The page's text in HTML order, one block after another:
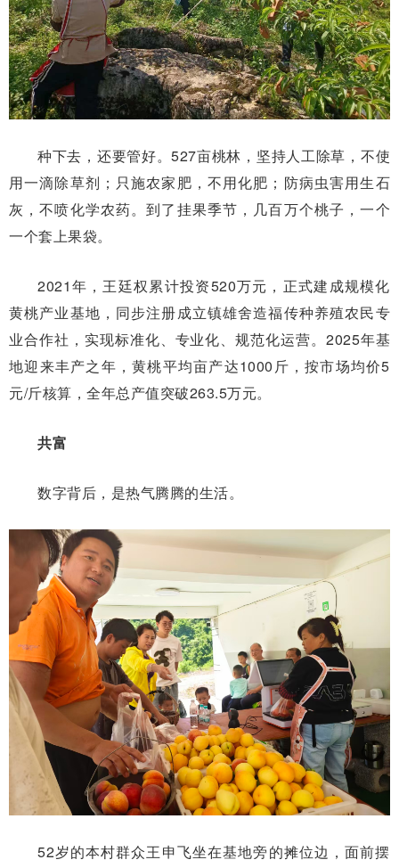
种下去，还要管好。527亩桃林，坚持人工除草，不使
用一滴除草剂；只施农家肥，不用化肥；防病虫害用生石
灰，不喷化学农药。到了挂果季节，几百万个桃子，一个
一个套上果袋。
2021年，王廷权累计投资520万元，正式建成规模化
黄桃产业基地，同步注册成立镇雄舍造福传种养殖农民专
业合作社，实现标准化、专业化、规范化运营。2025年基
地迎来丰产之年，黄桃平均亩产达1000斤，按市场均价5
元/斤核算，全年总产值突破263.5万元。
共富
数字背后，是热气腾腾的生活。
52岁的本村群众王申飞坐在基地旁的摊位边，面前摆